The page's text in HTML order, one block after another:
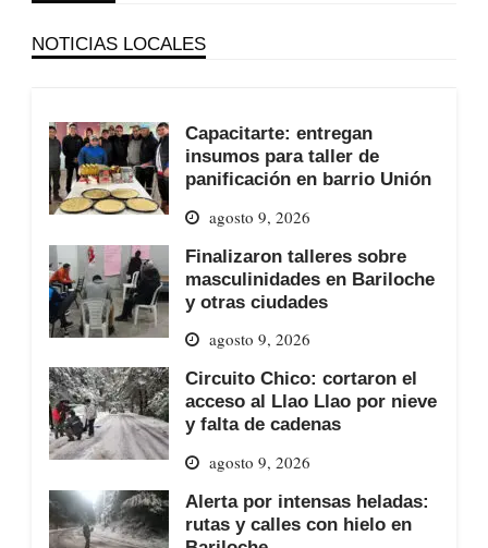
NOTICIAS LOCALES
Capacitarte: entregan
insumos para taller de
panificación en barrio Unión
agosto 9, 2026
Finalizaron talleres sobre
masculinidades en Bariloche
y otras ciudades
agosto 9, 2026
Circuito Chico: cortaron el
acceso al Llao Llao por nieve
y falta de cadenas
agosto 9, 2026
Alerta por intensas heladas:
rutas y calles con hielo en